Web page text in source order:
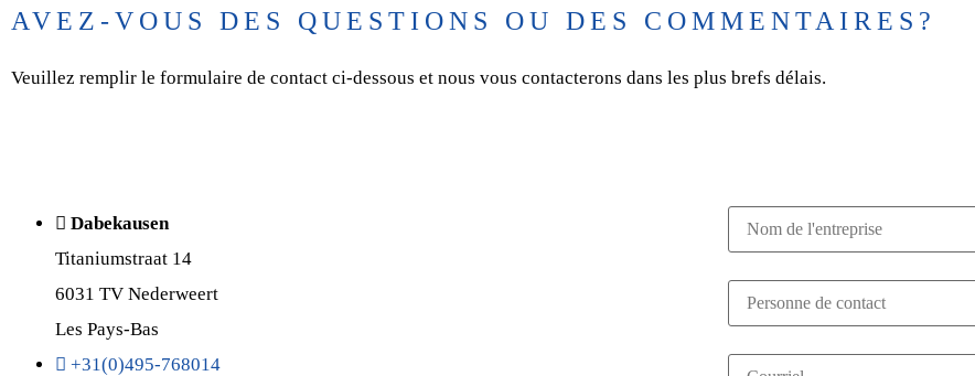
AVEZ-VOUS DES QUESTIONS OU DES COMMENTAIRES?
Veuillez remplir le formulaire de contact ci-dessous et nous vous contacterons dans les plus brefs délais.
Dabekausen
Titaniumstraat 14
6031 TV Nederweert
Les Pays-Bas
+31(0)495-768014